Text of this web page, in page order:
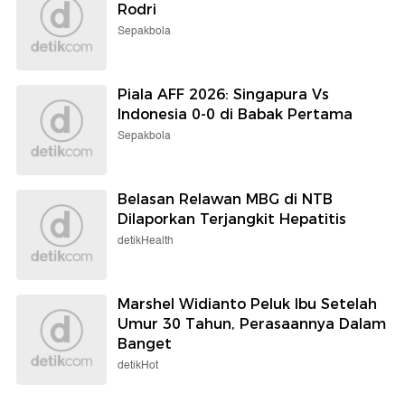
Rodri
Sepakbola
Piala AFF 2026: Singapura Vs
Indonesia 0-0 di Babak Pertama
Sepakbola
Belasan Relawan MBG di NTB
Dilaporkan Terjangkit Hepatitis
detikHealth
Marshel Widianto Peluk Ibu Setelah
Umur 30 Tahun, Perasaannya Dalam
Banget
detikHot